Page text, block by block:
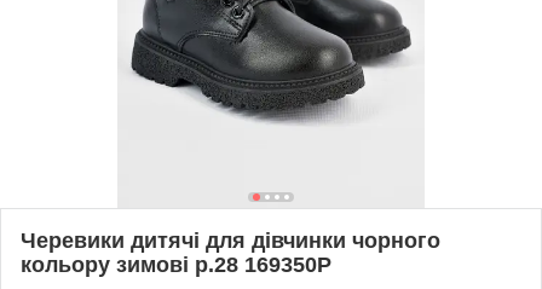
Черевики дитячі для дівчинки чорного
кольору зимові р.28 169350P